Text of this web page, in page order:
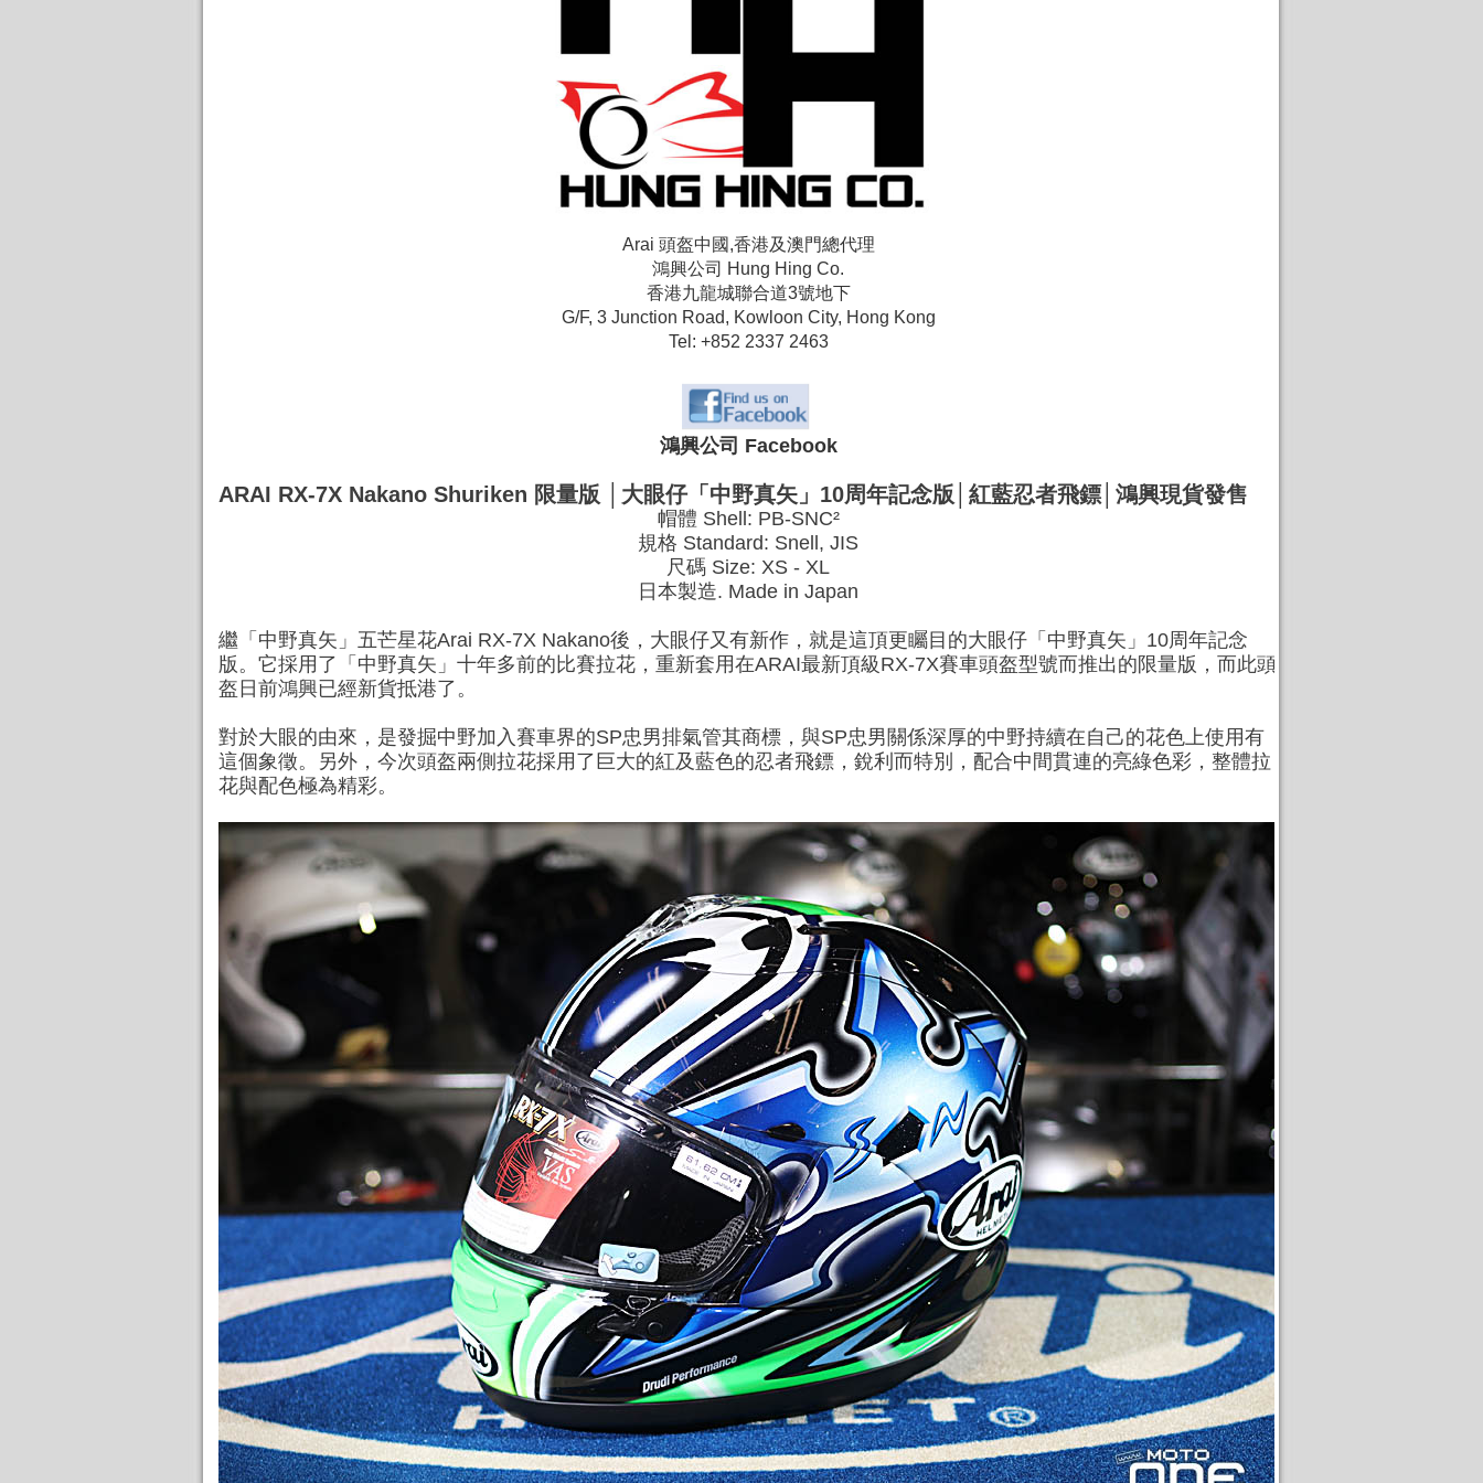
Arai 頭盔中國,香港及澳門總代理
鴻興公司 Hung Hing Co.
香港九龍城聯合道3號地下
G/F, 3 Junction Road, Kowloon City, Hong Kong
Tel: +852 2337 2463
鴻興公司 Facebook
ARAI RX-7X Nakano Shuriken 限量版 │大眼仔「中野真矢」10周年記念版│紅藍忍者飛鏢│鴻興現貨發售
帽體 Shell: PB-SNC²
規格 Standard: Snell, JIS
尺碼 Size: XS - XL
日本製造. Made in Japan
繼「中野真矢」五芒星花Arai RX-7X Nakano後，大眼仔又有新作，就是這頂更矚目的大眼仔「中野真矢」10周年記念
版。它採用了「中野真矢」十年多前的比賽拉花，重新套用在ARAI最新頂級RX-7X賽車頭盔型號而推出的限量版，而此頭
盔日前鴻興已經新貨抵港了。
對於大眼的由來，是發掘中野加入賽車界的SP忠男排氣管其商標，與SP忠男關係深厚的中野持續在自己的花色上使用有
這個象徵。另外，今次頭盔兩側拉花採用了巨大的紅及藍色的忍者飛鏢，銳利而特別，配合中間貫連的亮綠色彩，整體拉
花與配色極為精彩。